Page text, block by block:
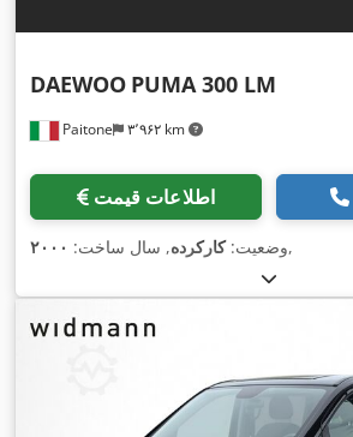
Paitone ۳٬۹۶۲ km
DAEWOO PUMA 300 LM
اطلاعات قیمت
وضعیت:کارکرده, سال ساخت: ۲۰۰۰ ,